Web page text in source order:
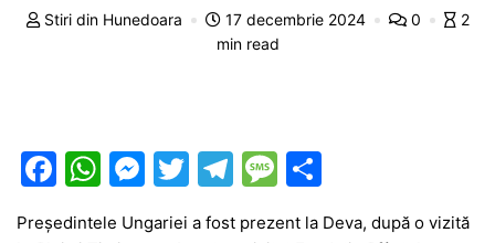
Stiri din Hunedoara 17 decembrie 2024 0
2
min read
F
a
W M T
w
T
M
Președintele Ungariei a fost prezent la Deva, după o vizită